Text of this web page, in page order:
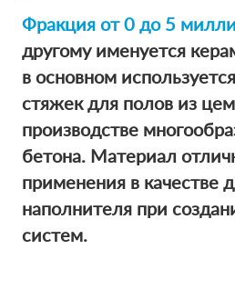
Фракция от 0 до 5
другому именуется
в основном
стяжек для полов из
производстве
бетона. Материал
применения в качестве
наполнителя при
систем.